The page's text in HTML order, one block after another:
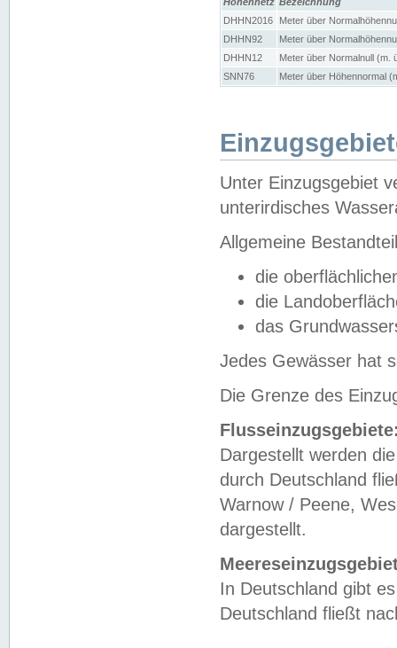
DHHN2016
Meter über
DHHN92
Meter über
DHHN12
Meter über Normalnull (m.
SNN76
Meter über Höhennormal
Unter Einzugsgebiet
unterirdisches
Allgemeine
die
die
das
Jedes Gewässer hat
Die Grenze des
Dargestellt werden
durch Deutschland
Warnow / Peene,
dargestellt.
In Deutschland gibt
Deutschland fließt